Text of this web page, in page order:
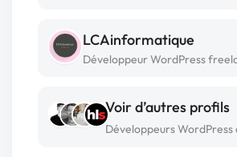
LCAinformatique
Développeur WordPress
Voir d’autres profils
Développeurs WordPress